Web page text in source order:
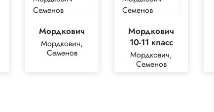
Мордкович
Мордкович,
Семенов
Мордкович
10-11 класс
Мордкович,
Семенов